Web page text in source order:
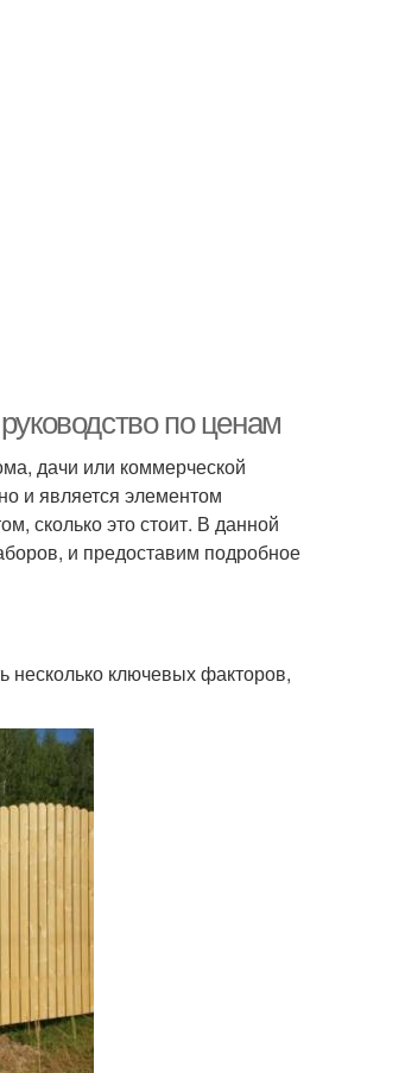
по ценам
дачи или коммерческой
и является элементом
сколько это стоит. В данной
и предоставим подробное
несколько ключевых факторов,